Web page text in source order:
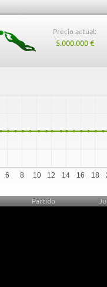
Precio actual:
5.000.000 €
6 8 10 12 14 16 18
Partido